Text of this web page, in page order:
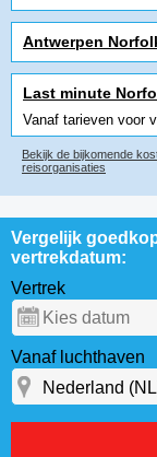
Antwerpen
Last minute
Vanaf tarieven voor
Bekijk de bijkomende
reisorganisaties
Vergelijk
vertrekdatum:
Vertrek
Vanaf luchthaven